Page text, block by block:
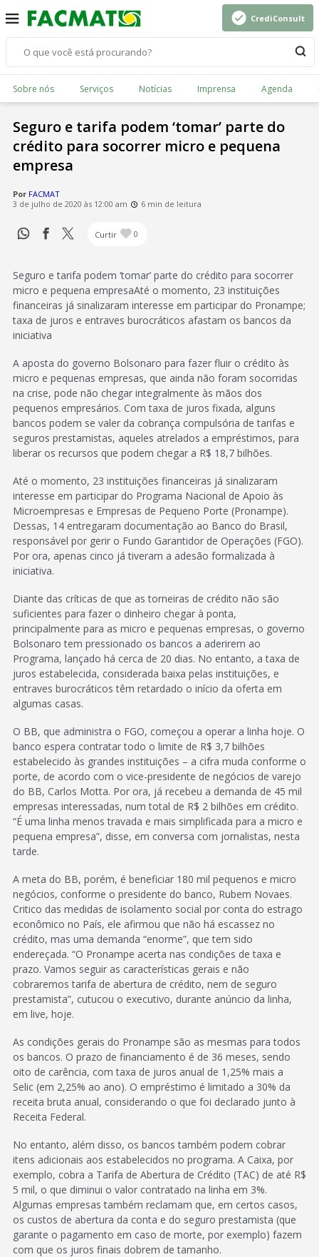
CrediConsult
Sobre nós Serviços Notícias Imprensa Agenda
Seguro e tarifa podem ‘tomar’ parte do
crédito para socorrer micro e pequena
empresa
Por FACMAT
3 de julho de 2020 às 12:00 am
6 min de leitura
Curtir 0
Seguro e tarifa podem ‘tomar’ parte do crédito para socorrer
micro e pequena empresaAté o momento, 23 instituições
financeiras já sinalizaram interesse em participar do Pronampe;
taxa de juros e entraves burocráticos afastam os bancos da
iniciativa
A aposta do governo Bolsonaro para fazer fluir o crédito às
micro e pequenas empresas, que ainda não foram socorridas
na crise, pode não chegar integralmente às mãos dos
pequenos empresários. Com taxa de juros fixada, alguns
bancos podem se valer da cobrança compulsória de tarifas e
seguros prestamistas, aqueles atrelados a empréstimos, para
liberar os recursos que podem chegar a R$ 18,7 bilhões.
Até o momento, 23 instituições financeiras já sinalizaram
interesse em participar do Programa Nacional de Apoio às
Microempresas e Empresas de Pequeno Porte (Pronampe).
Dessas, 14 entregaram documentação ao Banco do Brasil,
responsável por gerir o Fundo Garantidor de Operações (FGO).
Por ora, apenas cinco já tiveram a adesão formalizada à
iniciativa.
Diante das críticas de que as torneiras de crédito não são
suficientes para fazer o dinheiro chegar à ponta,
principalmente para as micro e pequenas empresas, o governo
Bolsonaro tem pressionado os bancos a aderirem ao
Programa, lançado há cerca de 20 dias. No entanto, a taxa de
juros estabelecida, considerada baixa pelas instituições, e
entraves burocráticos têm retardado o início da oferta em
algumas casas.
O BB, que administra o FGO, começou a operar a linha hoje. O
banco espera contratar todo o limite de R$ 3,7 bilhões
estabelecido às grandes instituições – a cifra muda conforme o
porte, de acordo com o vice-presidente de negócios de varejo
do BB, Carlos Motta. Por ora, já recebeu a demanda de 45 mil
empresas interessadas, num total de R$ 2 bilhões em crédito.
“É uma linha menos travada e mais simplificada para a micro e
pequena empresa”, disse, em conversa com jornalistas, nesta
tarde.
A meta do BB, porém, é beneficiar 180 mil pequenos e micro
negócios, conforme o presidente do banco, Rubem Novaes.
Critico das medidas de isolamento social por conta do estrago
econômico no País, ele afirmou que não há escassez no
crédito, mas uma demanda “enorme”, que tem sido
endereçada. “O Pronampe acerta nas condições de taxa e
prazo. Vamos seguir as características gerais e não
cobraremos tarifa de abertura de crédito, nem de seguro
prestamista”, cutucou o executivo, durante anúncio da linha,
em live, hoje.
As condições gerais do Pronampe são as mesmas para todos
os bancos. O prazo de financiamento é de 36 meses, sendo
oito de carência, com taxa de juros anual de 1,25% mais a
Selic (em 2,25% ao ano). O empréstimo é limitado a 30% da
receita bruta anual, considerando o que foi declarado junto à
Receita Federal.
No entanto, além disso, os bancos também podem cobrar
itens adicionais aos estabelecidos no programa. A Caixa, por
exemplo, cobra a Tarifa de Abertura de Crédito (TAC) de até R$
5 mil, o que diminui o valor contratado na linha em 3%.
Algumas empresas também reclamam que, em certos casos,
os custos de abertura da conta e do seguro prestamista (que
garante o pagamento em caso de morte, por exemplo) fazem
com que os juros finais dobrem de tamanho.